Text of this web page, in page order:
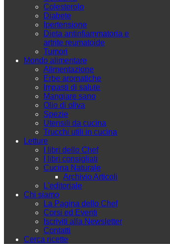
Colesterolo
Diabete
Ipertensione
Dieta antinfiammatoria e
artrite reumatoide
Tumori
Mondo alimentare
Alimentazione
Erbe aromatiche
Impasti di salute
Mangiare sano
Olio di oliva
Spezie
Utensili da cucina
Trucchi utili in cucina
Letture
I libri dello Chef
I libri consigliati
Cucina Naturale
Archivio Articoli
L'editoriale
Chi siamo
La Pagina dello Chef
Corsi ed Eventi
Iscriviti alla Newsletter
Contatti
Cerca ricette